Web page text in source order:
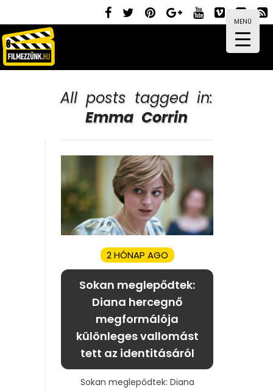
MENÜ
All posts tagged in:
Emma Corrin
2 HÓNAP AGO
Sokan meglepődtek:
Diana hercegnő
megformálója
különleges vallomást
tett az identitásáról
Sokan meglepődtek: Diana